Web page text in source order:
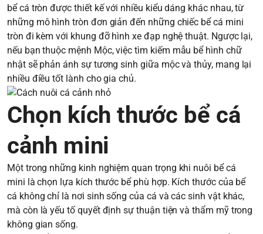
bể cá tròn được thiết kế với nhiều kiểu dáng khác nhau, từ
những mô hình tròn đơn giản đến những chiếc bể cá mini
tròn đi kèm với khung đỡ hình xe đạp nghệ thuật. Ngược lại,
nếu bạn thuộc mệnh Mộc, việc tìm kiếm mẫu bể hình chữ
nhật sẽ phản ánh sự tương sinh giữa mộc và thủy, mang lại
nhiều điều tốt lành cho gia chủ.
Chọn kích thước bể cá
cảnh mini
Một trong những kinh nghiệm quan trọng khi nuôi bể cá
mini là chọn lựa kích thước bể phù hợp. Kích thước của bể
cá không chỉ là nơi sinh sống của cá và các sinh vật khác,
mà còn là yếu tố quyết định sự thuận tiện và thẩm mỹ trong
không gian sống.